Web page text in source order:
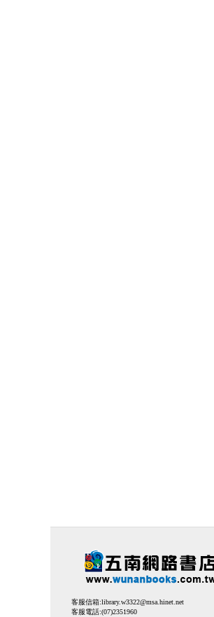
客服信箱:library.w3322@msa.hinet.net
客服電話:(07)2351960